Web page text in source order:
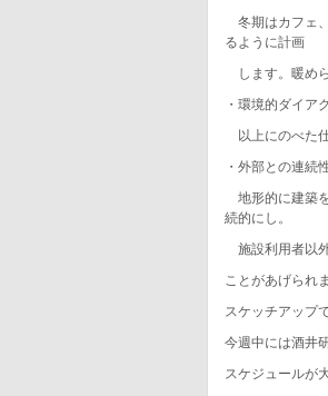
冬期はカフェ
るように計画
します。暖め
・環境的ダイア
以上にのべた
・外部との連続
地形的に建築
続的にし。
施設利用者以
ことがあげられ
スケッチアップ
今週中には酒井
スケジュールが